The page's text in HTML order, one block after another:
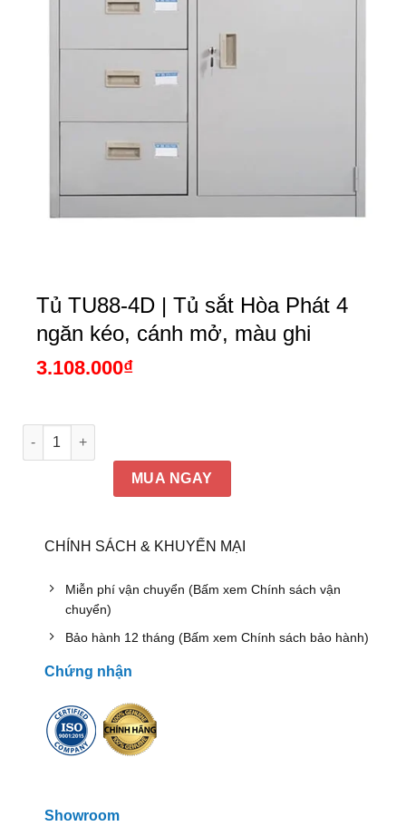
Tủ TU88-4D | Tủ sắt Hòa Phát 4
ngăn kéo, cánh mở, màu ghi
3.108.000₫
Tủ TU88-4D | Tủ sắt Hòa Phát 4 ngăn kéo, cánh mở, màu ghi
MUA NGAY
CHÍNH SÁCH & KHUYẾN MẠI
Miễn phí vận chuyển (Bấm xem Chính sách vận
chuyển)
Bảo hành 12 tháng (Bấm xem Chính sách bảo hành)
Chứng nhận
Showroom